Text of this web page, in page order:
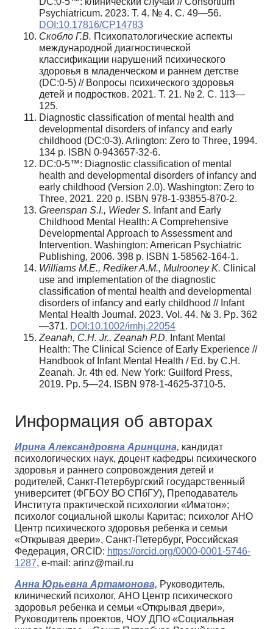
Psychiatricum. 2023. Т. 4. № 4. С. 49—56.
DOI:10.17816/CP14783
Скобло Г.В. Психопатологические аспекты
международной диагностической
классификации нарушений психического
здоровья в младенческом и раннем детстве
(DC:0-5) // Вопросы психического здоровья
детей и подростков. 2021. Т. 21. № 2. С. 113—
125.
Diagnostic classification of mental health and
developmental disorders of infancy and early
childhood (DC:0-3). Arlington: Zero to Three, 1994.
134 p. ISBN 0-943657-32-6.
DC:0-5™: Diagnostic classification of mental
health and developmental disorders of infancy and
early childhood (Version 2.0). Washington: Zero to
Three, 2021. 220 p. ISBN 978-1-93855-870-2.
Greenspan S.I., Wieder S. Infant and Early
Childhood Mental Health: A Comprehensive
Developmental Approach to Assessment and
Intervention. Washington: American Psychiatric
Publishing, 2006. 398 p. ISBN 1-58562-164-1.
Williams M.E., Rediker A.M., Mulrooney K. Clinical
use and implementation of the diagnostic
classification of mental health and developmental
disorders of infancy and early childhood // Infant
Mental Health Journal. 2023. Vol. 44. № 3. Pp. 362
—371. DOI:10.1002/imhj.22054
Zeanah, C.H. Jr., Zeanah P.D. Infant Mental
Health: The Clinical Science of Early Experience //
Handbook of Infant Mental Health / Ed. by C.H.
Zeanah. Jr. 4th ed. New York: Guilford Press,
2019. Pp. 5—24. ISBN 978-1-4625-3710-5.
Информация об авторах
Ирина Александровна Аринцина, кандидат
психологических наук, доцент кафедры психического
здоровья и раннего сопровождения детей и
родителей, Санкт-Петербургский государственный
университет (ФГБОУ ВО СПбГУ), Преподаватель
Института практической психологии «Иматон»;
психолог социальной школы Каритас; психолог АНО
Центр психического здоровья ребенка и семьи
«Открывая двери», Санкт-Петербург, Российская
Федерация, ORCID: https://orcid.org/0000-0001-5746-
1287, e-mail: arinz@mail.ru
Анна Юрьевна Артамонова, Руководитель,
клинический психолог, АНО Центр психического
здоровья ребенка и семьи «Открывая двери»,
Руководитель проектов, ЧОУ ДПО «Социальная